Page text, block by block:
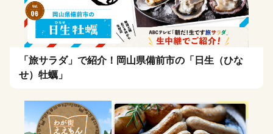
「旅サラダ」で紹介！岡山県備前市の「日生（ひな
せ）牡蠣」